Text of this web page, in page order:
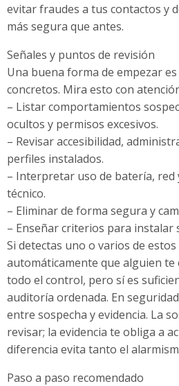
evitar fraudes a tus contactos y
más segura que antes.
Señales y puntos de revisión
Una buena forma de empezar
concretos. Mira esto con
– Listar comportamientos
ocultos y permisos excesivos.
– Revisar accesibilidad,
perfiles instalados.
– Interpretar uso de batería,
técnico.
– Eliminar de forma segura y
– Enseñar criterios para instalar
Si detectas uno o varios de
automáticamente que alguien te
todo el control, pero sí es
auditoría ordenada. En
entre sospecha y evidencia. La
revisar; la evidencia te obliga a
diferencia evita tanto el
Paso a paso recomendado